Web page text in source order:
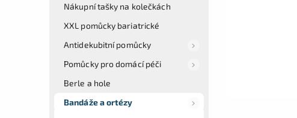
Nákupní tašky na kolečkách
XXL pomůcky bariatrické
Antidekubitní pomůcky
Pomůcky pro domácí péči
Berle a hole
Bandáže a ortézy